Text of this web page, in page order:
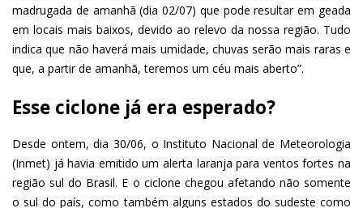
madrugada de amanhã (dia 02/07) que pode resultar em geada
em locais mais baixos, devido ao relevo da nossa região. Tudo
indica que não haverá mais umidade, chuvas serão mais raras e
que, a partir de amanhã, teremos um céu mais aberto”.
Esse ciclone já era esperado?
Desde ontem, dia 30/06, o Instituto Nacional de Meteorologia
(Inmet) já havia emitido um alerta laranja para ventos fortes na
região sul do Brasil. E o ciclone chegou afetando não somente
o sul do país, como também alguns estados do sudeste como